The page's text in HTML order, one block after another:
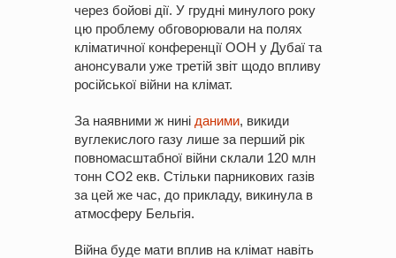
через бойові дії. У грудні минулого року
цю проблему обговорювали на полях
кліматичної конференції ООН у Дубаї та
анонсували уже третій звіт щодо впливу
російської війни на клімат.
За наявними ж нині даними, викиди
вуглекислого газу лише за перший рік
повномасштабної війни склали 120 млн
тонн СО2 екв. Стільки парникових газів
за цей же час, до прикладу, викинула в
атмосферу Бельгія.
Війна буде мати вплив на клімат навіть